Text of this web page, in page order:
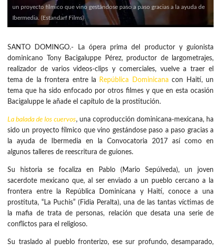
un proyecto fílmico que vino gestándose paso a paso gracias a la ayuda de
Ibermedia. (Estandarf Films)
SANTO DOMINGO.- La ópera prima del productor y guionista
dominicano Tony Bacigaluppe Pérez, productor de largometrajes,
realizador de varios videos-clips y comerciales, vuelve a traer el
tema de la frontera entre la
República Dominicana con Haití, un
tema que ha sido enfocado por otros filmes y que en esta ocasión
Bacigaluppe le añade el capítulo de la prostitución.
La balada de los cuervos, una coproducción dominicana-mexicana, ha
sido un proyecto fílmico que vino gestándose paso a paso gracias a
la ayuda de Ibermedia en la Convocatoria 2017 así como en
algunos talleres de reescritura de guiones.
Su historia se focaliza en Pablo (Mario Sepúlveda), un joven
sacerdote mexicano que, al ser enviado a un pueblo cercano a la
frontera entre la República Dominicana y Haití, conoce a una
prostituta, “La Puchis” (Fidia Peralta), una de las tantas víctimas de
la mafia de trata de personas, relación que desata una serie de
conflictos para el religioso.
Su traslado al pueblo fronterizo, ese sur profundo, desamparado,